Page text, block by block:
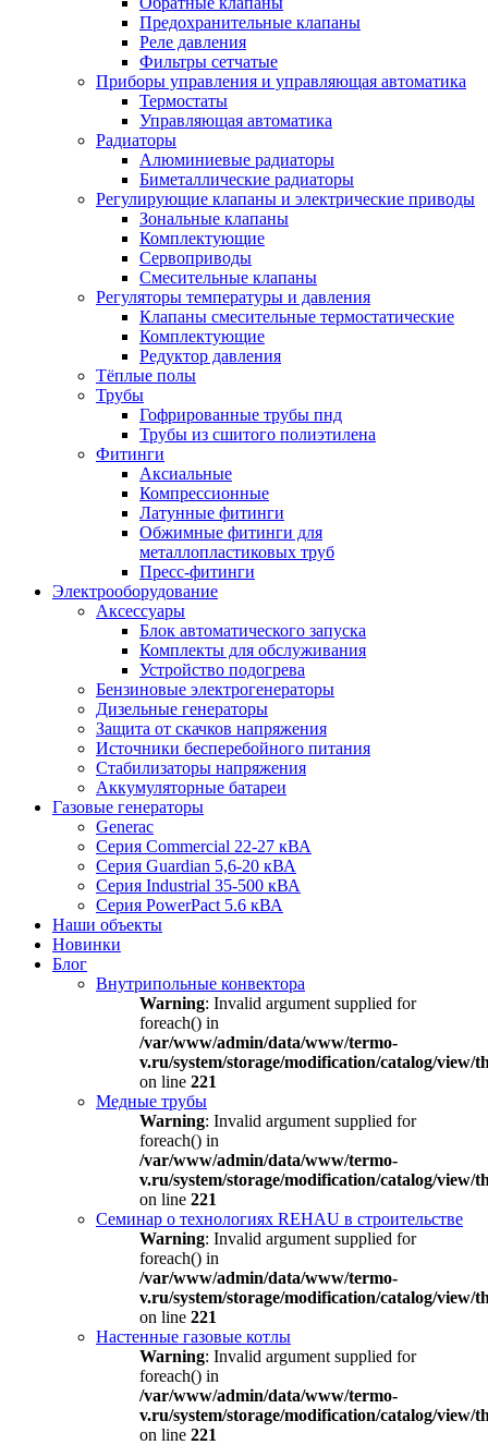
Предохранительные клапаны
Реле давления
Фильтры сетчатые
Приборы управления и управляющая автоматика
Термостаты
Управляющая автоматика
Радиаторы
Алюминиевые радиаторы
Биметаллические радиаторы
Регулирующие клапаны и электрические приводы
Зональные клапаны
Комплектующие
Сервоприводы
Смесительные клапаны
Регуляторы температуры и давления
Клапаны смесительные термостатические
Комплектующие
Редуктор давления
Тёплые полы
Трубы
Гофрированные трубы пнд
Трубы из сшитого полиэтилена
Фитинги
Аксиальные
Компрессионные
Латунные фитинги
Обжимные фитинги для
металлопластиковых труб
Пресс-фитинги
Электрооборудование
Аксессуары
Блок автоматического запуска
Комплекты для обслуживания
Устройство подогрева
Бензиновые электрогенераторы
Дизельные генераторы
Защита от скачков напряжения
Источники бесперебойного питания
Стабилизаторы напряжения
Аккумуляторные батареи
Газовые генераторы
Generac
Серия Commercial 22-27 кВА
Серия Guardian 5,6-20 кВА
Серия Industrial 35-500 кВА
Серия PowerPact 5.6 кВА
Наши объекты
Новинки
Блог
Внутрипольные конвектора
Warning: Invalid argument supplied for
foreach() in
/var/www/admin/data/www/termo-
v.ru/system/storage/modification/catalog/view/
on line 221
Медные трубы
Warning: Invalid argument supplied for
foreach() in
/var/www/admin/data/www/termo-
v.ru/system/storage/modification/catalog/view/
on line 221
Семинар о технологиях REHAU в строительстве
Warning: Invalid argument supplied for
foreach() in
/var/www/admin/data/www/termo-
v.ru/system/storage/modification/catalog/view/
on line 221
Настенные газовые котлы
Warning: Invalid argument supplied for
foreach() in
/var/www/admin/data/www/termo-
v.ru/system/storage/modification/catalog/view/
on line 221